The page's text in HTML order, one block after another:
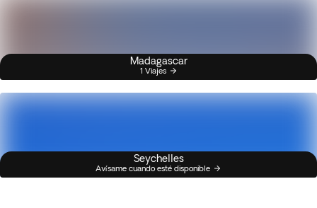
Madagascar
1 Viajes
Seychelles
Avísame cuando esté disponible